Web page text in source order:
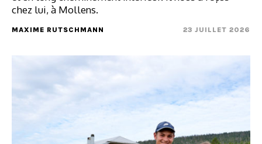
chez lui, à Mollens.
MAXIME RUTSCHMANN 23 JUILLET 2026